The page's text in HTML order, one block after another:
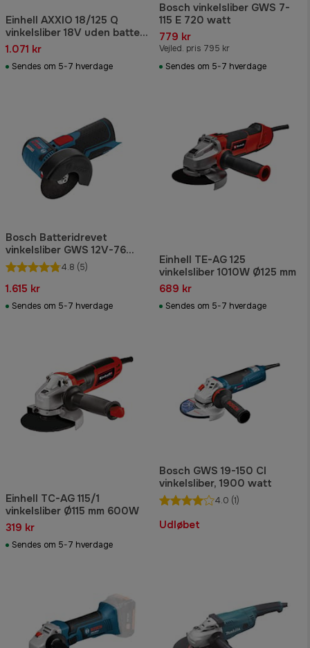
Einhell AXXIO 18/125 Q
vinkelsliber 18V uden batteri
og lader Ø125 mm
1.071 kr
Sendes om 5-7 hverdage
Bosch vinkelsliber GWS 7-
115 E 720 watt
779 kr
Vejled. pris 795 kr
Sendes om 5-7 hverdage
Bosch Batteridrevet
vinkelsliber GWS 12V-76
Professional Solo i L-BOXX
4.8 (5)
1.615 kr
Sendes om 5-7 hverdage
Einhell TE-AG 125
vinkelsliber 1010W Ø125 mm
689 kr
Sendes om 5-7 hverdage
Einhell TC-AG 115/1
vinkelsliber Ø115 mm 600W
319 kr
Sendes om 5-7 hverdage
Bosch GWS 19-150 CI
vinkelsliber, 1900 watt
4.0 (1)
Udløbet